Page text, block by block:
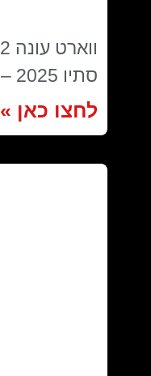
סתיו 2025 – כל המידע
לחצו כאן »